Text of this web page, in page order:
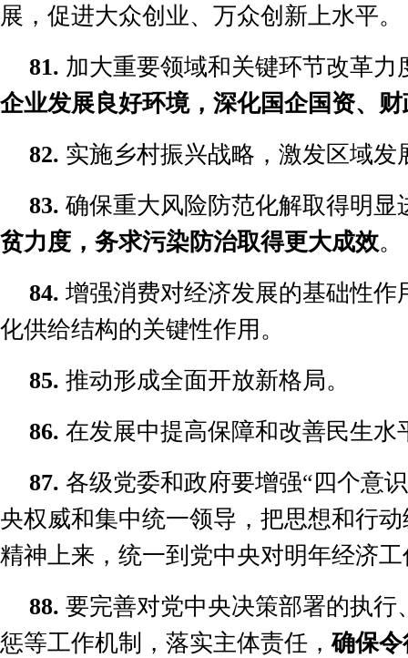
展，促进大众创业、万众创新上水平。
81. 加大重要领域和关键环节改革力
企业发展良好环境，深化国企国资、
82. 实施乡村振兴战略，激发区域发
83. 确保重大风险防范化解取得明显
贫力度，务求污染防治取得更大成效。
84. 增强消费对经济发展的基础性作
化供给结构的关键性作用。
85. 推动形成全面开放新格局。
86. 在发展中提高保障和改善民生水
87. 各级党委和政府要增强“ 四个意识
央权威和集中统一领导，把思想和行
精神上来，统一到党中央对明年经济
88. 要完善对党中央决策部署的执行
惩等工作机制，落实主体责任，确保